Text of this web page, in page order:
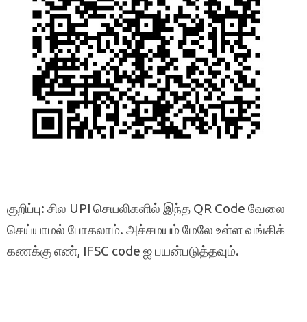
குறிப்பு: சில UPI செயலிகளில் இந்த QR Code வேலை
செய்யாமல் போகலாம். அச்சமயம் மேலே உள்ள வங்கிக்
கணக்கு எண், IFSC code ஐ பயன்படுத்தவும்.